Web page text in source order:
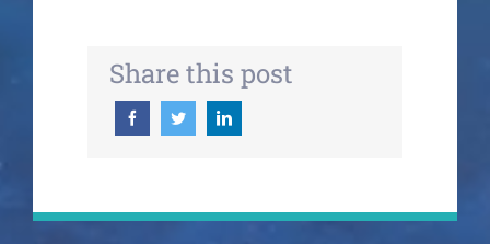
Share this post